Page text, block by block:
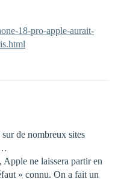
18-pro-apple-aurait-
de nombreux sites
…
Apple ne laissera partir en
» connu. On a fait un